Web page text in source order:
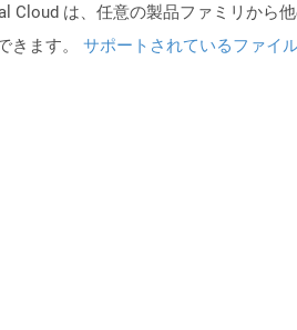
Cloud は、任意の製品ファミリから
きます。 サポートされているファイ